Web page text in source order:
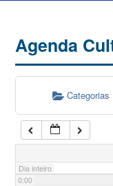
Agenda
Categorias
Dia inteiro
0:00